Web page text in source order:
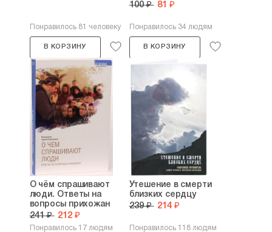
Понравилось 81 человеку
В КОРЗИНУ
100 ₽ 81 ₽
Понравилось 34 людям
В КОРЗИНУ
О чём спрашивают
люди. Ответы на
вопросы прихожан
241 ₽ 212 ₽
Понравилось 17 людям
Утешение в смерти
близких сердцу
239 ₽ 214 ₽
Понравилось 118 людям